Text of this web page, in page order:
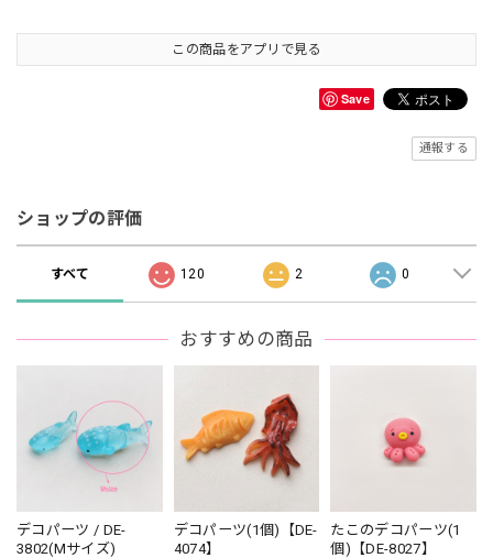
この商品をアプリで見る
Save
通報する
ショップの評価
すべて 120 2 0
おすすめの商品
デコパーツ / DE-
3802(Mサイズ)
デコパーツ(1個)【DE-
4074】
たこのデコパーツ(1
個)【DE-8027】